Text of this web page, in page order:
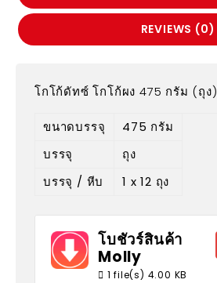
REVIEWS (0)
โกโก้ดัทซ์ โกโก้ผง 475 กรัม (ถุง)
ขนาดบรรจุ
475 กรัม
บรรจุ
ถุง
บรรจุ / หีบ
1 x 12 ถุง
โบชัวร์สินค้า
Molly
1 file(s) 4.00 KB